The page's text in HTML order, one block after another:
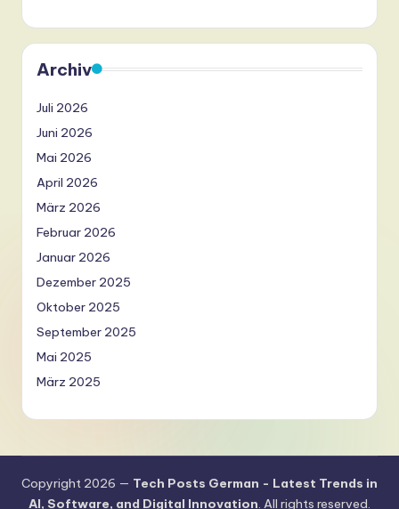
Archiv
Juli 2026
Juni 2026
Mai 2026
April 2026
März 2026
Februar 2026
Januar 2026
Dezember 2025
Oktober 2025
September 2025
Mai 2025
März 2025
Copyright 2026 — Tech Posts German - Latest Trends in
AI, Software, and Digital Innovation. All rights reserved.